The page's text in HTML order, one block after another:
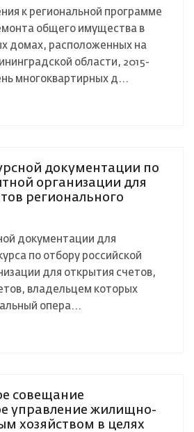
к региональной программе
общего имущества в
домах, расположенных на
области, 2015-
многоквартирных д...
документации по
организации для
регионального
документации для
по отбору российской
для открытия счетов,
владельцем которых
опера...
совещание
управление жилищно-
хозяйством в целях